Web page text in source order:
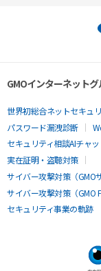
GMOインターネット
世界初総合ネットセキュ
パスワード漏洩診断
セキュリティ相談AIチャ
実在証明・盗聴対策
サイバー攻撃対策（GMO
サイバー攻撃対策（GMO
セキュリティ事業の軌跡